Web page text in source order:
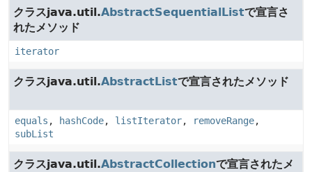
クラスjava.util.AbstractSequentialListで宣言さ
れたメソッド
iterator
クラスjava.util.AbstractListで宣言されたメソッド
equals , hashCode, listIterator, removeRange,
subList
クラスjava.util.AbstractCollectionで宣言されたメ